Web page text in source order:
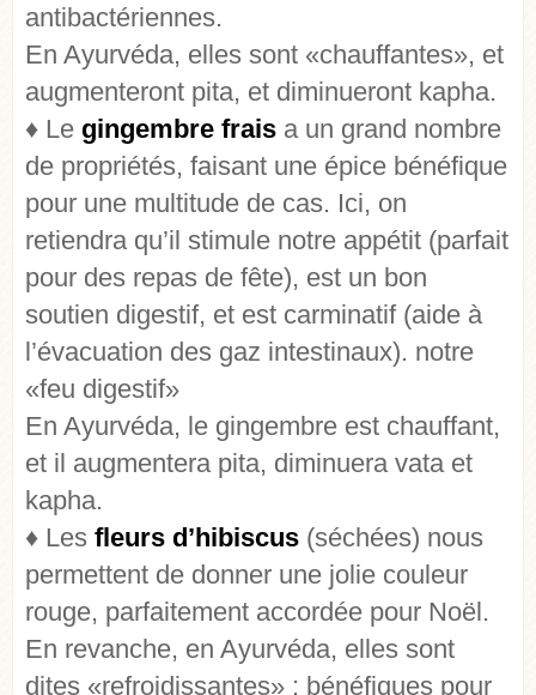
antibactériennes.
En Ayurvéda, elles sont «chauffantes», et
augmenteront pita, et diminueront kapha.
♦ Le gingembre frais a un grand nombre
de propriétés, faisant une épice bénéfique
pour une multitude de cas. Ici, on
retiendra qu’il stimule notre appétit (parfait
pour des repas de fête), est un bon
soutien digestif, et est carminatif (aide à
l’évacuation des gaz intestinaux). notre
«feu digestif»
En Ayurvéda, le gingembre est chauffant,
et il augmentera pita, diminuera vata et
kapha.
♦ Les fleurs d’hibiscus (séchées) nous
permettent de donner une jolie couleur
rouge, parfaitement accordée pour Noël.
En revanche, en Ayurvéda, elles sont
dites «refroidissantes» : bénéfiques pour